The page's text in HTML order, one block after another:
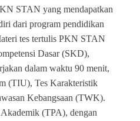
STAN yang mendapatkan
dari program pendidikan
tes tertulis PKN STAN
Dasar (SKD),
dalam waktu 90 menit,
(TIU), Tes Karakteristik
Kebangsaan (TWK).
(TPA), dengan